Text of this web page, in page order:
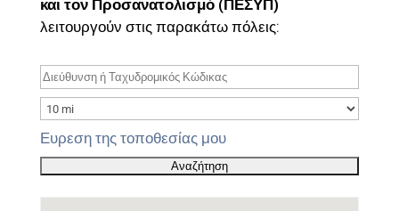
και τον Προσανατολισμό (ΠΕΣΥΠ)
λειτουργούν στις παρακάτω πόλεις:
Ευρεση της τοποθεσίας μου